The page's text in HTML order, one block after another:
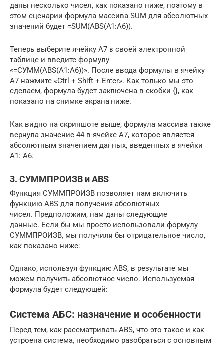
даны несколько чисел, как показано ниже, поэтому в
этом сценарии формула массива SUM для абсолютных
значений будет =SUM(ABS(A1:A6)).
Теперь выберите ячейку A7 в своей электронной
таблице и введите формулу
«=СУММ(ABS(A1:A6))». После ввода формулы в ячейку
A7 нажмите «Ctrl + Shift + Enter». Как только мы это
сделаем, формула будет заключена в скобки {}, как
показано на снимке экрана ниже.
Как видно на скриншоте выше, формула массива также
вернула значение 44 в ячейке A7, которое является
абсолютным значением данных, введенных в ячейки
A1: A6.
3. СУММПРОИЗВ и ABS
Функция СУММПРОИЗВ позволяет нам включить
функцию ABS для получения абсолютных
чисел. Предположим, нам даны следующие
данные. Если бы мы просто использовали формулу
СУММПРОИЗВ, мы получили бы отрицательное число,
как показано ниже:
Однако, используя функцию ABS, в результате мы
можем получить абсолютное число. Используемая
формула будет следующей:
Система АБС: назначение и особенности
Перед тем, как рассматривать ABS, что это такое и как
устроена система, необходимо разобраться с основным